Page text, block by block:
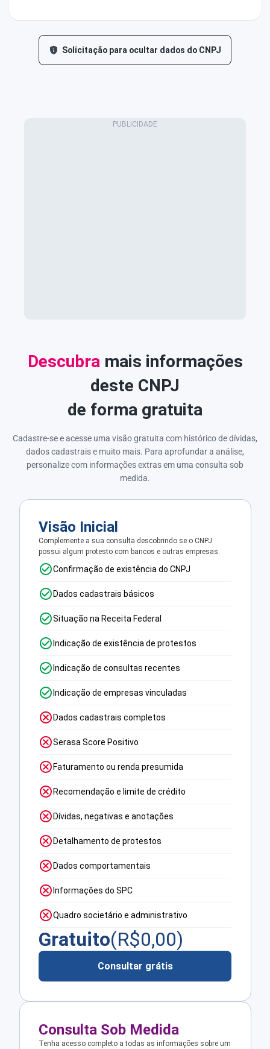
Solicitação para ocultar dados do CNPJ
Descubra mais informações
deste CNPJ
de forma gratuita
Cadastre-se e acesse uma visão gratuita com histórico de dívidas,
dados cadastrais e muito mais. Para aprofundar a análise,
personalize com informações extras em uma consulta sob
medida.
Visão Inicial
Complemente a sua consulta descobrindo se o CNPJ
possui algum protesto com bancos e outras empresas.
Confirmação de existência do CNPJ
Dados cadastrais básicos
Situação na Receita Federal
Indicação de existência de protestos
Indicação de consultas recentes
Indicação de empresas vinculadas
Dados cadastrais completos
Serasa Score Positivo
Faturamento ou renda presumida
Recomendação e limite de crédito
Dívidas, negativas e anotações
Detalhamento de protestos
Dados comportamentais
Informações do SPC
Quadro societário e administrativo
Gratuito(R$0,00)
Consultar grátis
Consulta Sob Medida
Tenha acesso completo a todas as informações sobre um